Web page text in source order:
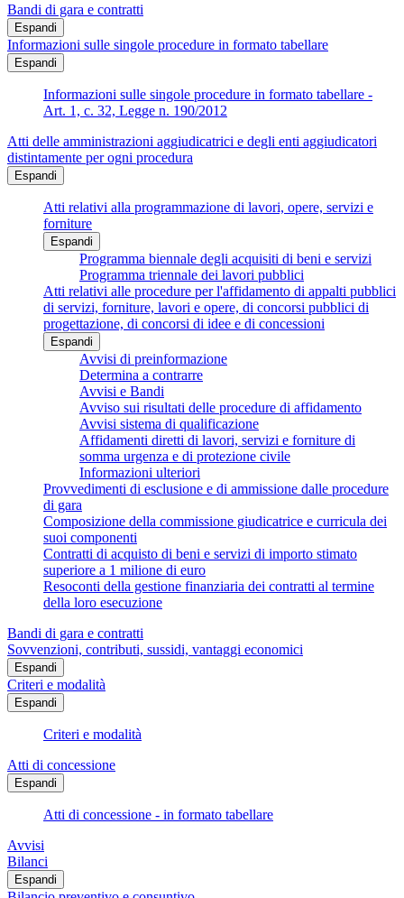
Bandi di gara e contratti
Espandi
Informazioni sulle singole procedure in formato tabellare
Espandi
Informazioni sulle singole procedure in formato tabellare -
Art. 1, c. 32, Legge n. 190/2012
Atti delle amministrazioni aggiudicatrici e degli enti aggiudicatori
distintamente per ogni procedura
Espandi
Atti relativi alla programmazione di lavori, opere, servizi e
forniture
Espandi
Programma biennale degli acquisiti di beni e servizi
Programma triennale dei lavori pubblici
Atti relativi alle procedure per l'affidamento di appalti pubblici
di servizi, forniture, lavori e opere, di concorsi pubblici di
progettazione, di concorsi di idee e di concessioni
Espandi
Avvisi di preinformazione
Determina a contrarre
Avvisi e Bandi
Avviso sui risultati delle procedure di affidamento
Avvisi sistema di qualificazione
Affidamenti diretti di lavori, servizi e forniture di
somma urgenza e di protezione civile
Informazioni ulteriori
Provvedimenti di esclusione e di ammissione dalle procedure
di gara
Composizione della commissione giudicatrice e curricula dei
suoi componenti
Contratti di acquisto di beni e servizi di importo stimato
superiore a 1 milione di euro
Resoconti della gestione finanziaria dei contratti al termine
della loro esecuzione
Bandi di gara e contratti
Sovvenzioni, contributi, sussidi, vantaggi economici
Espandi
Criteri e modalità
Espandi
Criteri e modalità
Atti di concessione
Espandi
Atti di concessione - in formato tabellare
Avvisi
Bilanci
Espandi